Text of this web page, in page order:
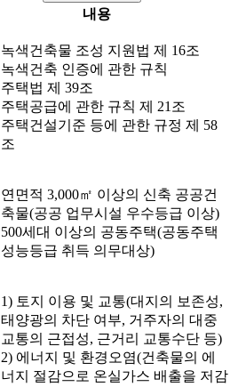
내용
녹색건축물 조성 지원법 제 16조
녹색건축 인증에 관한 규칙
주택법 제 39조
주택공급에 관한 규칙 제 21조
주택건설기준 등에 관한 규정 제 58
조
연면적 3,000㎡ 이상의 신축 공공건
축물(공공 업무시설 우수등급 이상)
500세대 이상의 공동주택(공동주택
성능등급 취득 의무대상)
1) 토지 이용 및 교통(대지의 보존성,
태양광의 차단 여부, 거주자의 대중
교통의 근접성, 근거리 교통수단 등)
2) 에너지 및 환경오염(건축물의 에
너지 절감으로 온실가스 배출을 저감